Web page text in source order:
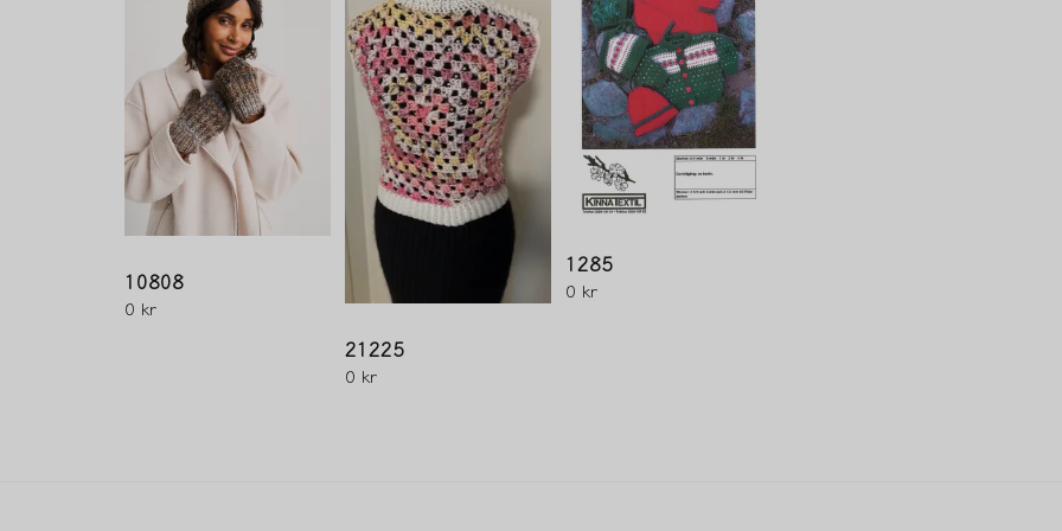
10808
0 kr
21225
0 kr
1285
0 kr